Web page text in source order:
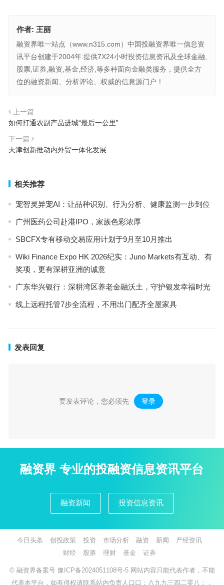
作者: 王丽
融资界唯一站点（www.n315.com）中国投融资界唯一信息资
讯平台创建于2004年:提供7X24小时投资信息资讯及全球金融,
股票,证券,融资,基金,经济,等多种面向金融类服务，提供全方
位的融资新闻、分析评论、权威的信息源门户！
上一篇
如何打通农副产品进城“最后一公里”
下一篇
天津创新推动内外贸一体化发展
相关推荐
宠智灵异宠AI：让品种识别、行为分析、健康监测一步到位
广州医药公司赴港IPO，家族色彩浓厚
SBCFX专有移动交易应用计划于9月至10月推出
Wiki Finance Expo HK 2026纪实：Juno Markets有互动、有
奖项，更有深耕亚洲的诚意
广东华兴银行：深耕湾区养老金融沃土，守护银发幸福时光
线上远程托管7步全流程，不用出门配齐全屋家具
发表回复
要发表评论，您必须先 登录 。
融资界 专业的投融资信息资讯平台
融资新闻 投资信息资讯
今日头条 创投政策 投资 市场分析 融资 新闻
产经资讯
财经
股票 理财 基金 证券
© 融资界备案号 豫ICP备2024051108号-5 网站内容只能代表作者，不能
代表本平台，如有侵权请联系站内负责人口口：八九九三四二零八：，